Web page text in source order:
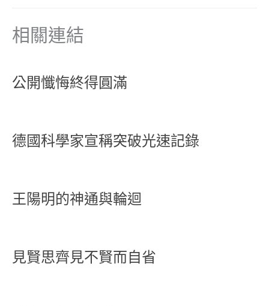
相關連結
公開懺悔終得圓滿
德國科學家宣稱突破光速記錄
王陽明的神通與輪迴
見賢思齊見不賢而自省